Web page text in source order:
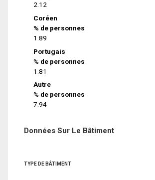
2.12
Coréen
% de personnes
1.89
Portugais
% de personnes
1.81
Autre
% de personnes
7.94
Données Sur Le Bâtiment
TYPE DE BÂTIMENT